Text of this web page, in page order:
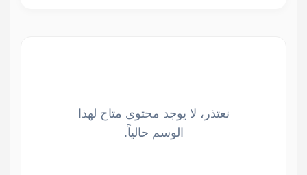
نعتذر، لا يوجد محتوى متاح لهذا
الوسم حالياً.